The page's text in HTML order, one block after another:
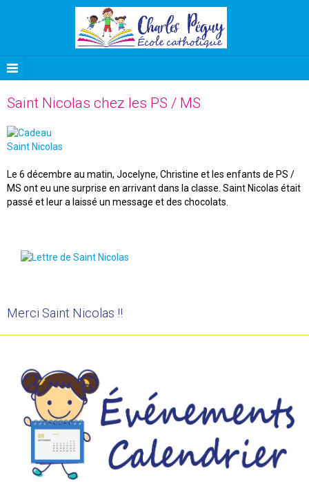
Saint Nicolas chez les PS / MS
Le 6 décembre au matin, Jocelyne, Christine et les enfants de PS /
MS ont eu une surprise en arrivant dans la classe. Saint Nicolas était
passé et leur a laissé un message et des chocolats.
Merci Saint Nicolas !!